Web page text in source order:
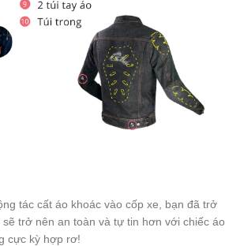
tác cất áo khoác vào cốp xe, bạn đã trở
trở nên an toàn và tự tin hơn với chiếc áo
cực kỳ hợp rơ!